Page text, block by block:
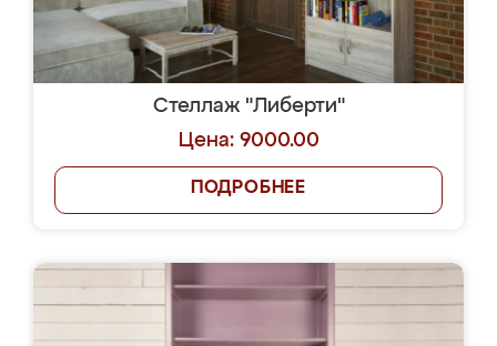
Стеллаж "Либерти"
Цена: 9000.00
ПОДРОБНЕЕ